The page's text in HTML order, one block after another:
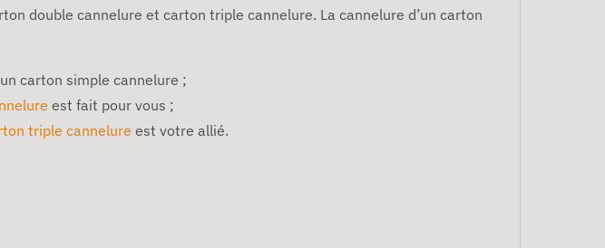
double cannelure et carton triple cannelure. La cannelure d’un carton
carton simple cannelure ;
est fait pour vous ;
triple cannelure est votre allié.